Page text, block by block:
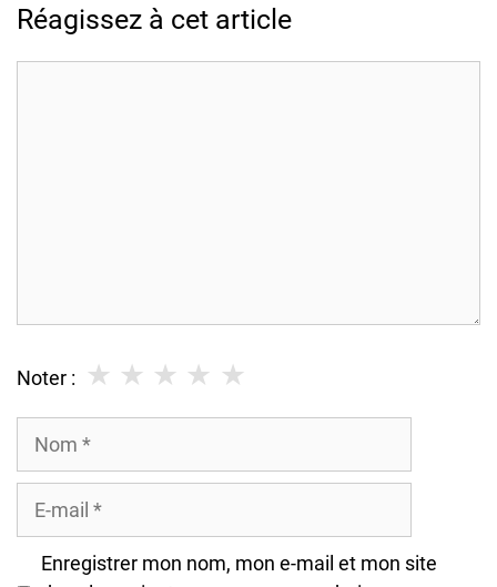
Réagissez à cet article
Noter : ★
★
★
★
★
Nom
Enregistrer mon nom, mon e-mail et mon site